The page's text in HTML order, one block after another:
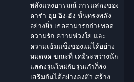
พลังแห่งอารมณ์ การแสดงของ
คาร่า ฮุย อิง-ฮัง นั้นทรงพลัง
อย่างยิ่ง เธอสามารถถ่ายทอด
ความรัก ความห่วงใย และ
ความเข้มแข็งของแม่ได้อย่าง
หมดจด ขณะที่ เคมีระหว่างนัก
แสดงรุ่นใหม่กับรุ่นเก๋าก็ส่ง
เสริมกันได้อย่างลงตัว สร้าง